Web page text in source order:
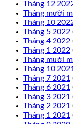
Tháng 12
Tháng mười
Tháng 10
Tháng 5 2022
Tháng 4 2022
Tháng 1 2022
Tháng mười
Tháng 10
Tháng 7 2021
Tháng 6 2021
Tháng 3 2021
Tháng 2 2021
Tháng 1 2021